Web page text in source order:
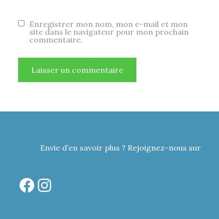
Enregistrer mon nom, mon e-mail et mon
site dans le navigateur pour mon prochain
commentaire.
Envie d’en savoir plus ? Rejoignez-nous sur
Facebook
Instagram